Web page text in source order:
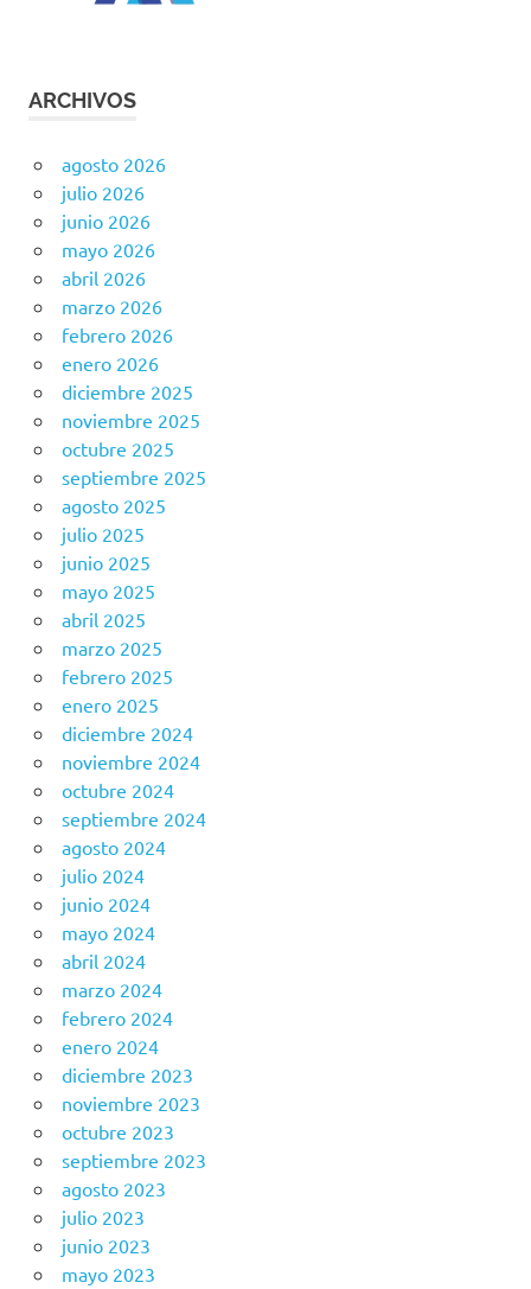
ARCHIVOS
agosto 2026
julio 2026
junio 2026
mayo 2026
abril 2026
marzo 2026
febrero 2026
enero 2026
diciembre 2025
noviembre 2025
octubre 2025
septiembre 2025
agosto 2025
julio 2025
junio 2025
mayo 2025
abril 2025
marzo 2025
febrero 2025
enero 2025
diciembre 2024
noviembre 2024
octubre 2024
septiembre 2024
agosto 2024
julio 2024
junio 2024
mayo 2024
abril 2024
marzo 2024
febrero 2024
enero 2024
diciembre 2023
noviembre 2023
octubre 2023
septiembre 2023
agosto 2023
julio 2023
junio 2023
mayo 2023